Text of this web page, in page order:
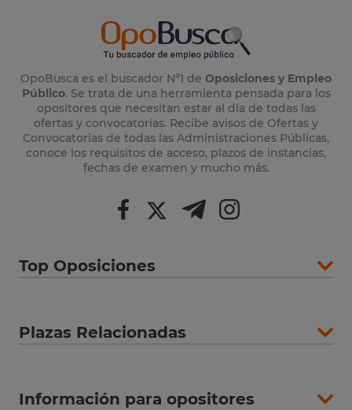
OpoBusca es el buscador Nº1 de Oposiciones y Empleo
Público. Se trata de una herramienta pensada para los
opositores que necesitan estar al día de todas las
ofertas y convocatorias. Recibe avisos de Ofertas y
Convocatorias de todas las Administraciones Públicas,
conoce los requisitos de acceso, plazos de instancias,
fechas de examen y mucho más.
Top Oposiciones
Plazas Relacionadas
Información para opositores